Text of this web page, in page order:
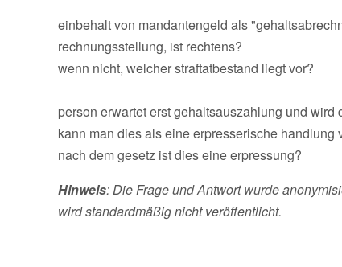
einbehalt von mandantengeld als
rechnungsstellung, ist rechtens?
wenn nicht, welcher straftatbestand liegt vor?
person erwartet erst gehaltsauszahlung und
kann man dies als eine erpresserische handlung
nach dem gesetz ist dies eine erpressung?
Hinweis: Die Frage und Antwort wurde
wird standardmäßig nicht veröffentlicht.